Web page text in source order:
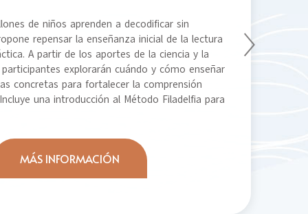
de niños aprenden a decodificar sin
repensar la enseñanza inicial de la lectura
A partir de los aportes de la ciencia y la
explorarán cuándo y cómo enseñar
concretas para fortalecer la comprensión
una introducción al Método Filadelfia para
MÁS INFORMACIÓN